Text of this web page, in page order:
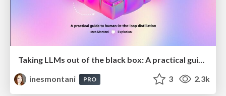
Taking LLMs out of the black box: A practical guide to human-in-the-loop distillation
inesmontani
PRO 3 2.3k